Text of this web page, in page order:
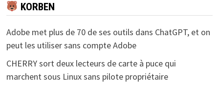
KORBEN
Adobe met plus de 70 de ses outils dans ChatGPT, et on
peut les utiliser sans compte Adobe
CHERRY sort deux lecteurs de carte à puce qui
marchent sous Linux sans pilote propriétaire